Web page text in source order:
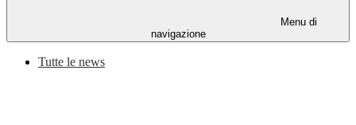
Menu di
navigazione
Tutte le news